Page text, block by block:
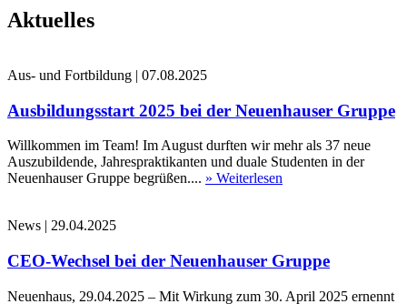
Aktuelles
Aus- und Fortbildung | 07.08.2025
Ausbildungsstart 2025 bei der Neuenhauser Gruppe
Willkommen im Team! Im August durften wir mehr als 37 neue
Auszubildende, Jahrespraktikanten und duale Studenten in der
Neuenhauser Gruppe begrüßen.... » Weiterlesen
News | 29.04.2025
CEO-Wechsel bei der Neuenhauser Gruppe
Neuenhaus, 29.04.2025 – Mit Wirkung zum 30. April 2025 ernennt